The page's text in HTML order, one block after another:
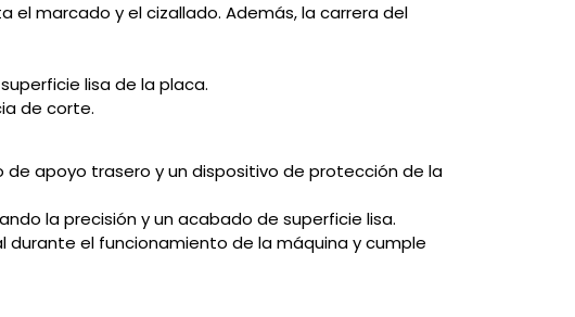
marcado y el cizallado. Además, la carrera del
lisa de la placa.
de corte.
apoyo trasero y un dispositivo de protección de la
la precisión y un acabado de superficie lisa.
el funcionamiento de la máquina y cumple